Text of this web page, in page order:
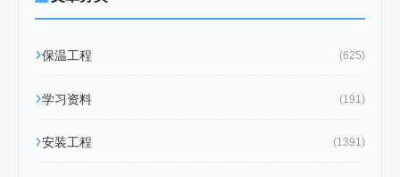
保温工程 (625)
学习资料 (191)
安装工程 (1391)